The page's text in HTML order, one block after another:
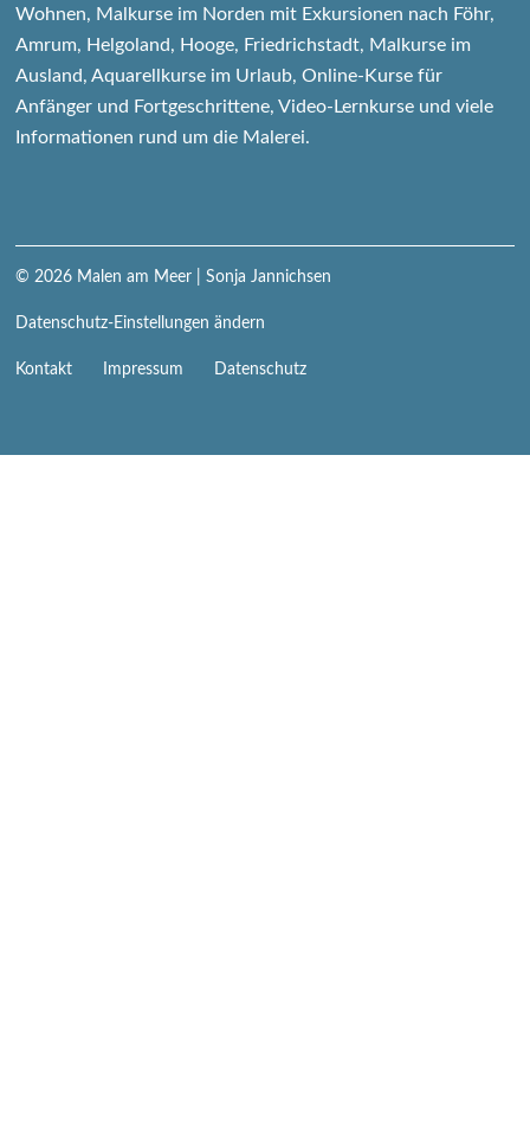
Wohnen, Malkurse im Norden mit Exkursionen nach Föhr,
Amrum, Helgoland, Hooge, Friedrichstadt, Malkurse im
Ausland, Aquarellkurse im Urlaub, Online-Kurse für
Anfänger und Fortgeschrittene, Video-Lernkurse und viele
Informationen rund um die Malerei.
© 2026 Malen am Meer | Sonja Jannichsen
Datenschutz-Einstellungen ändern
Navigation
Kontakt Impressum Datenschutz